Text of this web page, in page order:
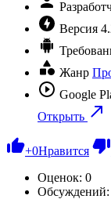
Версия
Жанр
Google
Открыть
+0Нравится
Оценок: 0
Обсуждений: